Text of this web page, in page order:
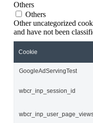
Others
Others
Other uncategorized
and have not been
Cookie
GoogleAdServingTest
wbcr_inp_session_id